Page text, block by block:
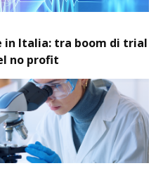
in Italia: tra boom di trial
no profit